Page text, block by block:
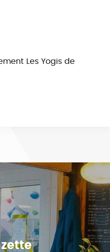
Les Yogis de